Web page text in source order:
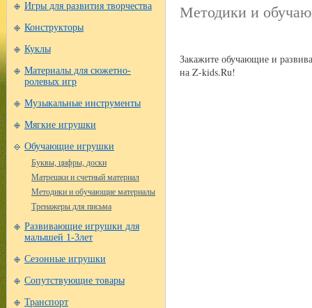
Игры для развития творчества
Конструкторы
Куклы
Материалы для сюжетно-
ролевых игр
Музыкальные инструменты
Мягкие игрушки
Обучающие игрушки
Буквы, цифры, доски
Матрешки и счетный материал
Методики и обучающие материалы
Тренажеры для письма
Развивающие игрушки для
малышей 1-3лет
Сезонные игрушки
Сопутствующие товары
Транспорт
Методики и
Закажите обучающие и
на Z-kids.Ru!